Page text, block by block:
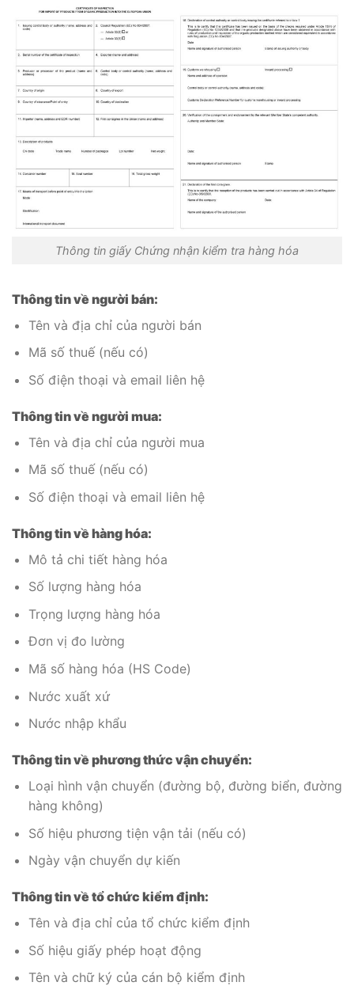
Thông tin giấy Chứng nhận kiểm tra hàng hóa
Thông tin về người bán:
Tên và địa chỉ của người bán
Mã số thuế (nếu có)
Số điện thoại và email liên hệ
Thông tin về người mua:
Tên và địa chỉ của người mua
Mã số thuế (nếu có)
Số điện thoại và email liên hệ
Thông tin về hàng hóa:
Mô tả chi tiết hàng hóa
Số lượng hàng hóa
Trọng lượng hàng hóa
Đơn vị đo lường
Mã số hàng hóa (HS Code)
Nước xuất xứ
Nước nhập khẩu
Thông tin về phương thức vận chuyển:
Loại hình vận chuyển (đường bộ, đường biển, đường
hàng không)
Số hiệu phương tiện vận tải (nếu có)
Ngày vận chuyển dự kiến
Thông tin về tổ chức kiểm định:
Tên và địa chỉ của tổ chức kiểm định
Số hiệu giấy phép hoạt động
Tên và chữ ký của cán bộ kiểm định